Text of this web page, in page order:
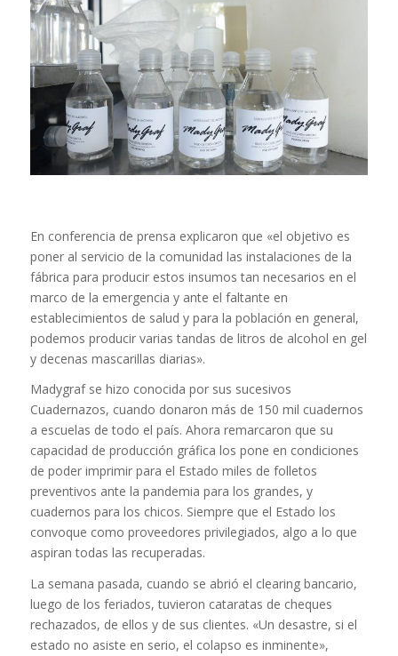
En conferencia de prensa explicaron que «el objetivo es
poner al servicio de la comunidad las instalaciones de la
fábrica para producir estos insumos tan necesarios en el
marco de la emergencia y ante el faltante en
establecimientos de salud y para la población en general,
podemos producir varias tandas de litros de alcohol en gel
y decenas mascarillas diarias».
Madygraf se hizo conocida por sus sucesivos
Cuadernazos, cuando donaron más de 150 mil cuadernos
a escuelas de todo el país. Ahora remarcaron que su
capacidad de producción gráfica los pone en condiciones
de poder imprimir para el Estado miles de folletos
preventivos ante la pandemia para los grandes, y
cuadernos para los chicos. Siempre que el Estado los
convoque como proveedores privilegiados, algo a lo que
aspiran todas las recuperadas.
La semana pasada, cuando se abrió el clearing bancario,
luego de los feriados, tuvieron cataratas de cheques
rechazados, de ellos y de sus clientes. «Un desastre, si el
estado no asiste en serio, el colapso es inminente»,